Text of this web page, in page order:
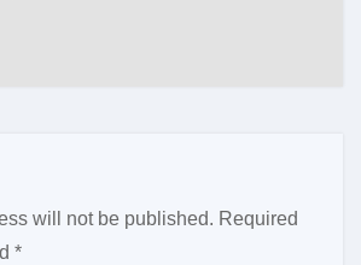
will not be published. Required
*